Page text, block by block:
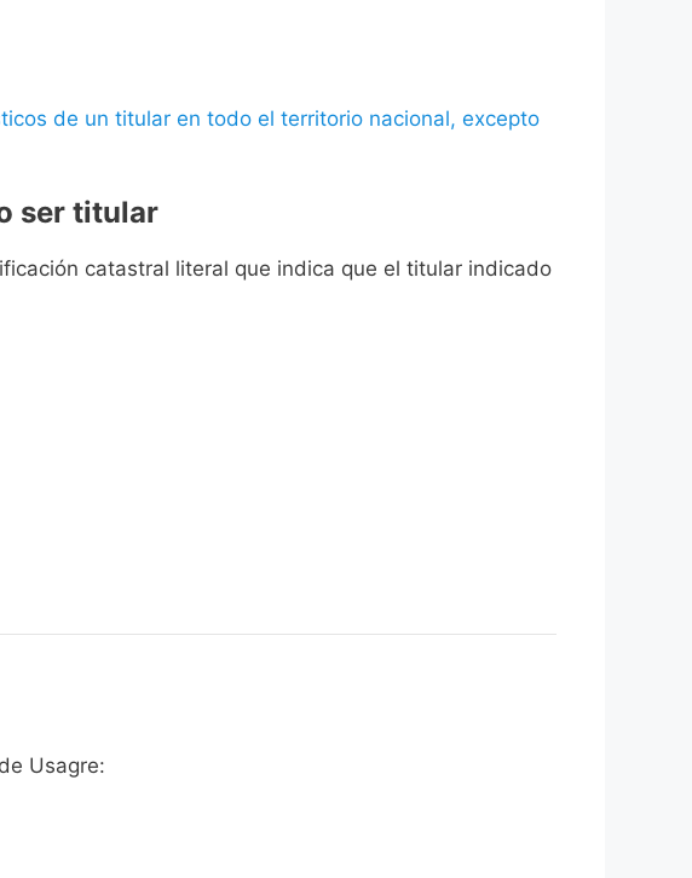
de un titular en todo el territorio nacional, excepto
ser titular
catastral literal que indica que el titular indicado
Usagre: